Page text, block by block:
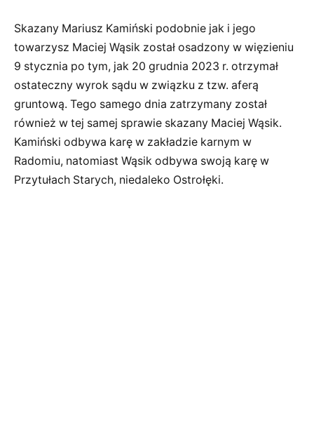
Skazany Mariusz Kamiński podobnie jak i jego
towarzysz Maciej Wąsik został osadzony w więzieniu
9 stycznia po tym, jak 20 grudnia 2023 r. otrzymał
ostateczny wyrok sądu w związku z tzw. aferą
gruntową. Tego samego dnia zatrzymany został
również w tej samej sprawie skazany Maciej Wąsik.
Kamiński odbywa karę w zakładzie karnym w
Radomiu, natomiast Wąsik odbywa swoją karę w
Przytułach Starych, niedaleko Ostrołęki.